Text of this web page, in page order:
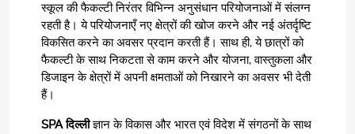
स्कूल की फैकल्टी निरंतर विभिन्न अनुसंधान परियोजनाओं में संलग्न
रहती है। ये परियोजनाएँ नए क्षेत्रों की खोज करने और नई अंतर्दृष्टि
विकसित करने का अवसर प्रदान करती हैं। साथ ही, ये छात्रों को
फैकल्टी के साथ निकटता से काम करने और योजना, वास्तुकला और
डिजाइन के क्षेत्रों में अपनी क्षमताओं को निखारने का अवसर भी देती
हैं।
SPA दिल्लीज्ञान के विकास और भारत एवं विदेश में संगठनों के साथ